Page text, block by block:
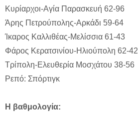
Κυρίαρχοι-Αγία Παρασκευή 62-96
Άρης Πετρούπολης-Αρκάδι 59-64
Ίκαρος Καλλιθέας-Μελίσσια 61-43
Φάρος Κερατσινίου-Ηλιούπολη 62-42
Τρίπολη-Ελευθερία Μοσχάτου 38-56
Ρεπό: Σπόρτιγκ
Η βαθμολογία: